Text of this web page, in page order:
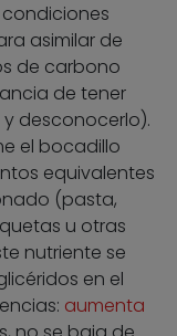
asimilar de
de carbono
de tener
y desconocerlo).
el bocadillo
equivalentes
(pasta,
u otras
nutriente se
en el
aumenta